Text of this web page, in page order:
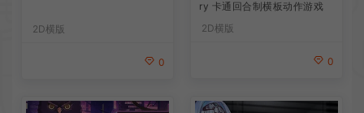
2D横版
0
ry 卡通回合制横板动作游戏
2D横版
0